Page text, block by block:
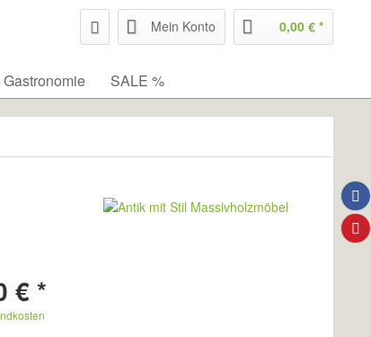
Mein Konto 0,00 € *
SALE %
€ *